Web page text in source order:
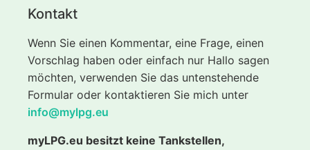
Kontakt
Wenn Sie einen Kommentar, eine Frage, einen
Vorschlag haben oder einfach nur Hallo sagen
möchten, verwenden Sie das untenstehende
Formular oder kontaktieren Sie mich unter
info@mylpg.eu
myLPG.eu besitzt keine Tankstellen,